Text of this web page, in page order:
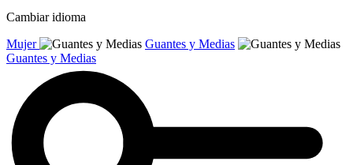
Cambiar idioma
Mujer
Guantes y Medias
Guantes y Medias